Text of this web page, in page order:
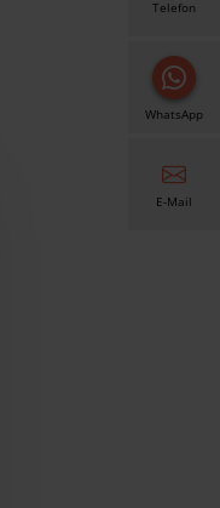
Telefon
WhatsApp
E-Mail